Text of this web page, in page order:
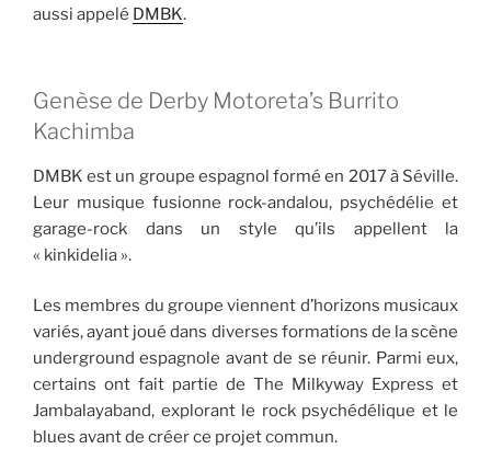
aussi appelé DMBK.
Genèse de Derby Motoreta’s Burrito
Kachimba
DMBK est un groupe espagnol formé en 2017 à Séville.
Leur musique fusionne rock-andalou, psychédélie et
garage-rock dans un style qu’ils appellent la
« kinkidelia ».
Les membres du groupe viennent d’horizons musicaux
variés, ayant joué dans diverses formations de la scène
underground espagnole avant de se réunir. Parmi eux,
certains ont fait partie de The Milkyway Express et
Jambalayaband, explorant le rock psychédélique et le
blues avant de créer ce projet commun.